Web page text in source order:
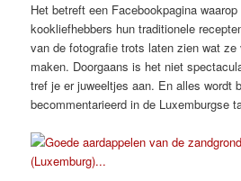
Het betreft een Facebookpagina
kookliefhebbers hun traditionele
van de fotografie trots laten zien wat ze
maken. Doorgaans is het niet
tref je er juweeltjes aan. En alles wordt
becommentarieerd in de Luxemburgse